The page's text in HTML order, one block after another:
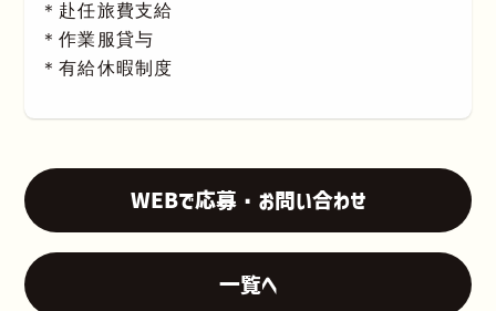
＊赴任旅費支給
＊作業服貸与
＊有給休暇制度
WEBで応募・お問い合わせ
一覧へ